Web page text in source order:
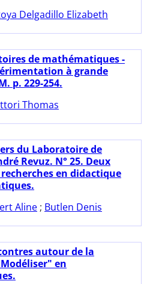
Delgadillo Elizabeth
de mathématiques -
à grande
p. 229-254.
Thomas
du Laboratoire de
Revuz. N° 25. Deux
en didactique
Aline ; Butlen Denis
autour de la
en